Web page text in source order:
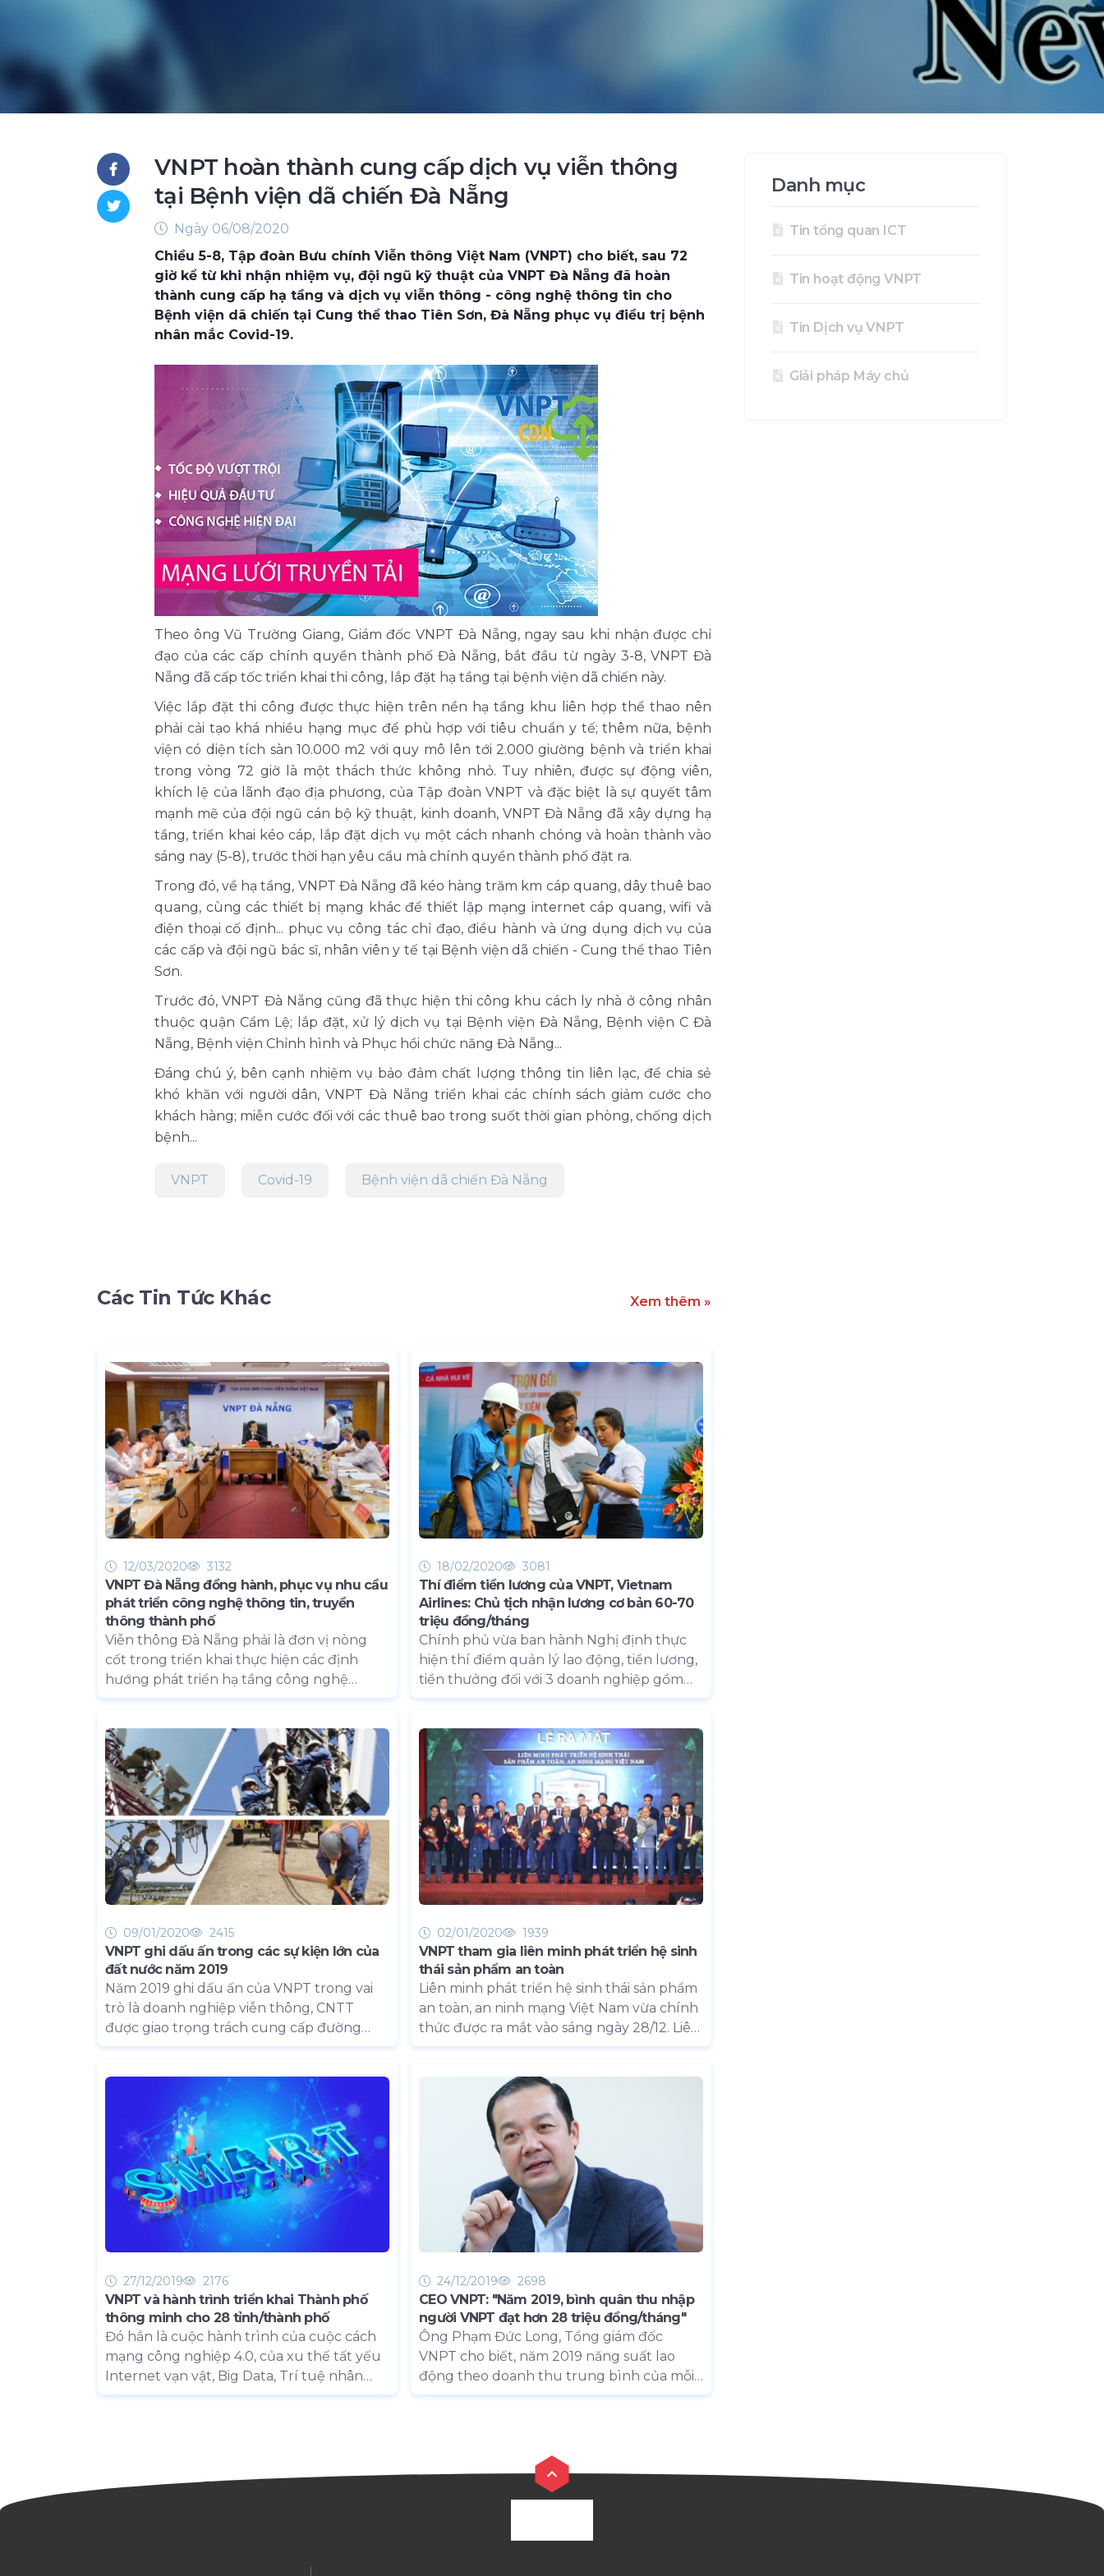
VNPT hoàn thành cung cấp dịch vụ viễn thông
tại Bệnh viện dã chiến Đà Nẵng
Ngày 06/08/2020
Chiều 5-8, Tập đoàn Bưu chính Viễn thông Việt Nam (VNPT) cho biết, sau 72
giờ kể từ khi nhận nhiệm vụ, đội ngũ kỹ thuật của VNPT Đà Nẵng đã hoàn
thành cung cấp hạ tầng và dịch vụ viễn thông - công nghệ thông tin cho
Bệnh viện dã chiến tại Cung thể thao Tiên Sơn, Đà Nẵng phục vụ điều trị bệnh
nhân mắc Covid-19.
Theo ông Vũ Trường Giang, Giám đốc VNPT Đà Nẵng, ngay sau khi nhận được chỉ
đạo của các cấp chính quyền thành phố Đà Nẵng, bắt đầu từ ngày 3-8, VNPT Đà
Nẵng đã cấp tốc triển khai thi công, lắp đặt hạ tầng tại bệnh viện dã chiến này.
Việc lắp đặt thi công được thực hiện trên nền hạ tầng khu liên hợp thể thao nên
phải cải tạo khá nhiều hạng mục để phù hợp với tiêu chuẩn y tế; thêm nữa, bệnh
viện có diện tích sàn 10.000 m2 với quy mô lên tới 2.000 giường bệnh và triển khai
trong vòng 72 giờ là một thách thức không nhỏ. Tuy nhiên, được sự động viên,
khích lệ của lãnh đạo địa phương, của Tập đoàn VNPT và đặc biệt là sự quyết tâm
mạnh mẽ của đội ngũ cán bộ kỹ thuật, kinh doanh, VNPT Đà Nẵng đã xây dựng hạ
tầng, triển khai kéo cáp, lắp đặt dịch vụ một cách nhanh chóng và hoàn thành vào
sáng nay (5-8), trước thời hạn yêu cầu mà chính quyền thành phố đặt ra.
Trong đó, về hạ tầng, VNPT Đà Nẵng đã kéo hàng trăm km cáp quang, dây thuê bao
quang, cùng các thiết bị mạng khác để thiết lập mạng internet cáp quang, wifi và
điện thoại cố định... phục vụ công tác chỉ đạo, điều hành và ứng dụng dịch vụ của
các cấp và đội ngũ bác sĩ, nhân viên y tế tại Bệnh viện dã chiến - Cung thể thao Tiên
Sơn.
Trước đó, VNPT Đà Nẵng cũng đã thực hiện thi công khu cách ly nhà ở công nhân
thuộc quận Cẩm Lệ; lắp đặt, xử lý dịch vụ tại Bệnh viện Đà Nẵng, Bệnh viện C Đà
Nẵng, Bệnh viện Chỉnh hình và Phục hồi chức năng Đà Nẵng...
Đáng chú ý, bên cạnh nhiệm vụ bảo đảm chất lượng thông tin liên lạc, để chia sẻ
khó khăn với người dân, VNPT Đà Nẵng triển khai các chính sách giảm cước cho
khách hàng; miễn cước đối với các thuê bao trong suốt thời gian phòng, chống dịch
bệnh...
VNPT Covid-19 Bệnh viện dã chiến Đà Nẵng
Các Tin Tức Khác Xem thêm »
12/03/2020 3132
VNPT Đà Nẵng đồng hành, phục vụ nhu cầu
phát triển công nghệ thông tin, truyền
thông thành phố
Viễn thông Đà Nẵng phải là đơn vị nòng
cốt trong triển khai thực hiện các định
hướng phát triển hạ tầng công nghệ
thông tin, truyền thông của thành phố.
trực Thành ủy Nguyễn Văn Quảng tại buổi
làm việc với Đảng ủy Viễn thông Đà Nẵng
về tình hình thực hiện nhiệm vụ chính trị
và công tác chuẩn bị đại hội đảng bộ các
cấp theo Chỉ thị 05-CT/TW của Bộ Chính
trị (khóa XII), vào ngày 9-3-2020.
18/02/2020 3081
Thí điểm tiền lương của VNPT, Vietnam
Airlines: Chủ tịch nhận lương cơ bản 60-70
triệu đồng/tháng
Chính phủ vừa ban hành Nghị định thực
hiện thí điểm quản lý lao động, tiền lương,
tiền thưởng đối với 3 doanh nghiệp gồm
VNPT, Vietnam Airlines và VATM có hiệu lực
09/01/2020 2415
VNPT ghi dấu ấn trong các sự kiện lớn của
đất nước năm 2019
Năm 2019 ghi dấu ấn của VNPT trong vai
trò là doanh nghiệp viễn thông, CNTT
được giao trọng trách cung cấp đường
truyền, hạ tầng, dịch vụ ICT cho nhiều sự
quan Trung ương và địa phương lựa chọn
là đối tác triển khai nhiều giải pháp, dự án
02/01/2020 1939
VNPT tham gia liên minh phát triển hệ sinh
thái sản phẩm an toàn
Liên minh phát triển hệ sinh thái sản phẩm
an toàn, an ninh mạng Việt Nam vừa chính
thức được ra mắt vào sáng ngày 28/12. Liên
minh gồm 21 thành viên là các doanh
lĩnh vực an ninh mạng, trong đó có VNPT
27/12/2019 2176
VNPT và hành trình triển khai Thành phố
thông minh cho 28 tỉnh/thành phố
Đó hẳn là cuộc hành trình của cuộc cách
mạng công nghiệp 4.0, của xu thế tất yếu
Internet vạn vật, Big Data, Trí tuệ nhân
tạo... Nhưng đó còn là hành trình của sứ
thành công cho 28 tỉnh, thành phố và góp
phần đưa Việt Nam nhanh chóng bước vào
24/12/2019 2698
CEO VNPT: "Năm 2019, bình quân thu nhập
người VNPT đạt hơn 28 triệu đồng/tháng"
Ông Phạm Đức Long, Tổng giám đốc
VNPT cho biết, năm 2019 năng suất lao
động theo doanh thu trung bình của mỗi
cán bộ, nhân viên VNPT là 1,5 tỷ đồng và
Danh mục
Tin tổng quan ICT
Tin hoạt động VNPT
Tin Dịch vụ VNPT
Giải pháp Máy chủ